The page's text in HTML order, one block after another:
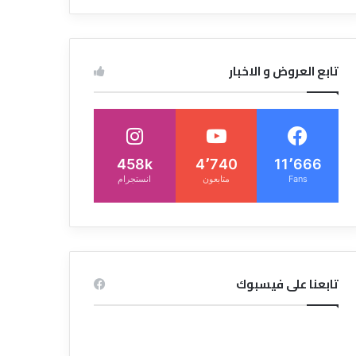
تابع العروض و الاخبار
11٬666
Fans
4٬740
متابعون
458k
انستجرام
تابعنا على فيسبوك